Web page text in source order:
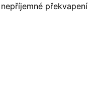
překvapení